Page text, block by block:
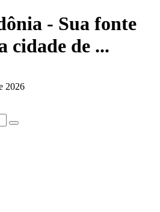
- Sua fonte
cidade de ...
2026